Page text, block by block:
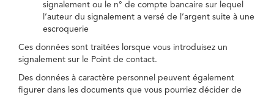
signalement ou le n° de compte bancaire sur lequel
l’auteur du signalement a versé de l’argent suite à une
escroquerie
Ces données sont traitées lorsque vous introduisez un
signalement sur le Point de contact.
Des données à caractère personnel peuvent également
figurer dans les documents que vous pourriez décider de